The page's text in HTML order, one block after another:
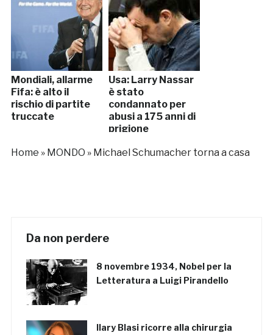
Mondiali, allarme
Fifa: è alto il
rischio di partite
truccate
Usa: Larry Nassar
è stato
condannato per
abusi a 175 anni di
prigione
Home » MONDO » Michael Schumacher torna a casa
Da non perdere
8 novembre 1934, Nobel per la
Letteratura a Luigi Pirandello
Ilary Blasi ricorre alla chirurgia